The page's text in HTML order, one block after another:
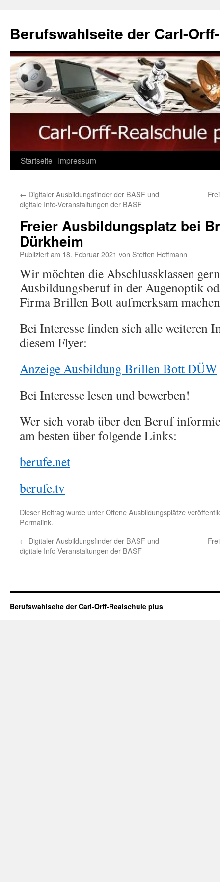
Berufswahlseite der Carl-
Startseite Impressum
← Digitaler Ausbildungsfinder der BASF und
digitale Info-Veranstaltungen der BASF
Freier Ausbildungsplatz bei
Dürkheim
Publiziert am 18. Februar 2021 von Steffen Hoffmann
Wir möchten die Abschlussklassen
Ausbildungsberuf in der Augenoptik
Firma Brillen Bott aufmerksam
Bei Interesse finden sich alle weiteren
diesem Flyer:
Anzeige Ausbildung Brillen Bott DÜW
Bei Interesse lesen und bewerben!
Wer sich vorab über den Beruf
am besten über folgende Links:
berufe.net
berufe.tv
Dieser Beitrag wurde unterOffene Ausbildungsplätze
Permalink.
← Digitaler Ausbildungsfinder der BASF und
digitale Info-Veranstaltungen der BASF
Berufswahlseite der Carl-Orff-Realschule plus